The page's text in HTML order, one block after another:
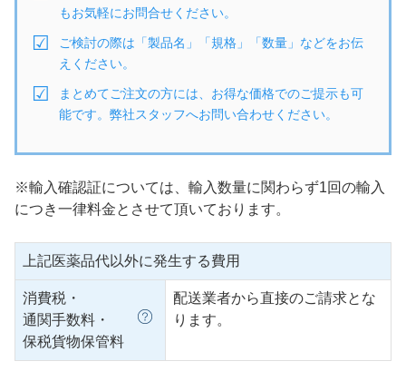
もお気軽にお問合せください。
ご検討の際は「製品名」「規格」「数量」などをお伝
えください。
まとめてご注文の方には、お得な価格でのご提示も可
能です。弊社スタッフへお問い合わせください。
※輸入確認証については、輸入数量に関わらず1回の輸入
につき一律料金とさせて頂いております。
上記医薬品代以外に発生する費用
消費税・
通関手数料・
保税貨物保管料
配送業者から直接のご請求とな
ります。